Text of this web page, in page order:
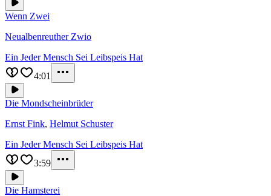
Wenn Zwei
Neualbenreuther Zwio
Ein Jeder Mensch Sei Leibspeis Hat
4:01
Die Mondscheinbrüder
Ernst Fink, Helmut Schuster
Ein Jeder Mensch Sei Leibspeis Hat
3:59
Die Hamsterei